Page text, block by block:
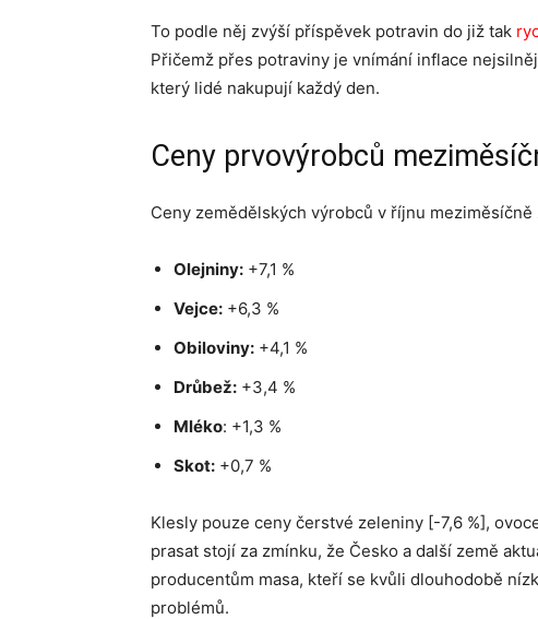
To podle něj zvýší příspěvek potravin do již tak
Přičemž přes potraviny je vnímání inflace
který lidé nakupují každý den.
Ceny prvovýrobců
Ceny zemědělských výrobců v říjnu
Olejniny: +7,1 %
Vejce: +6,3 %
Obiloviny: +4,1 %
Drůbež: +3,4 %
Mléko: +1,3 %
Skot: +0,7 %
Klesly pouze ceny čerstvé zeleniny [-7,6 %],
prasat stojí za zmínku, že Česko a další země
producentům masa, kteří se kvůli dlouhodobě
problémů.